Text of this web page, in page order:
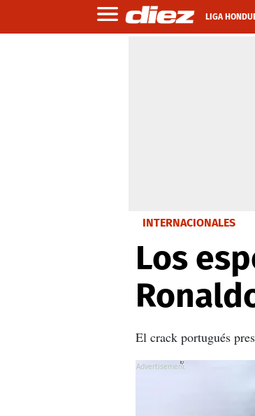
LIGA
INTERNACIONALES
Los
El crack portugués
X
X
X
X